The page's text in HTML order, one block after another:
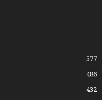
577
486
432